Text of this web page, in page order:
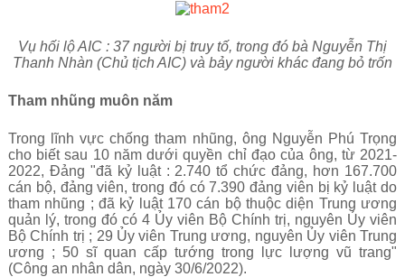
Vụ hối lộ AIC : 37 người bị truy tố, trong đó bà Nguyễn Thị
Thanh Nhàn (Chủ tịch AIC) và bảy người khác đang bỏ trốn
Tham nhũng muôn năm
Trong lĩnh vực chống tham nhũng, ông Nguyễn Phú Trọng
cho biết sau 10 năm dưới quyền chỉ đạo của ông, từ 2021-
2022, Đảng "đã kỷ luật : 2.740 tổ chức đảng, hơn 167.700
cán bộ, đảng viên, trong đó có 7.390 đảng viên bị kỷ luật do
tham nhũng ; đã kỷ luật 170 cán bộ thuộc diện Trung ương
quản lý, trong đó có 4 Ủy viên Bộ Chính trị, nguyên Ủy viên
Bộ Chính trị ; 29 Ủy viên Trung ương, nguyên Ủy viên Trung
ương ; 50 sĩ quan cấp tướng trong lực lượng vũ trang"
(Công an nhân dân, ngày 30/6/2022).